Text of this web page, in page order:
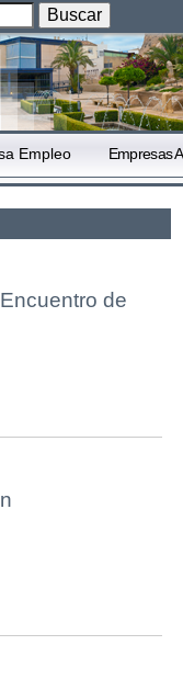
Empleo Empresas
de